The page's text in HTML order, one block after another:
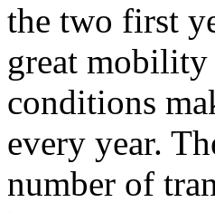
the two first
great mobility
conditions
every year.
number of